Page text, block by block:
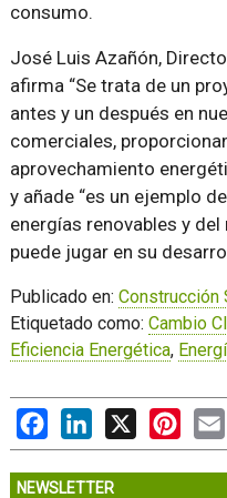
consumo.
José Luis Azañón,
afirma “Se trata de un
antes y un después en
comerciales,
aprovechamiento
y añade “es un ejemplo
energías renovables y
puede jugar en su
Publicado en: Construcción
Etiquetado como: Cambio
Eficiencia Energética,
FacebookLinkedIn
X
NEWSLETTER